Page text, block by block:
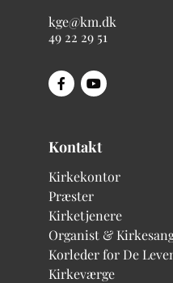
kge@km.dk
49 22 29 51
Kontakt
Kirkekontor
Præster
Kirketjenere
Organist &
Korleder for De
Kirkeværge